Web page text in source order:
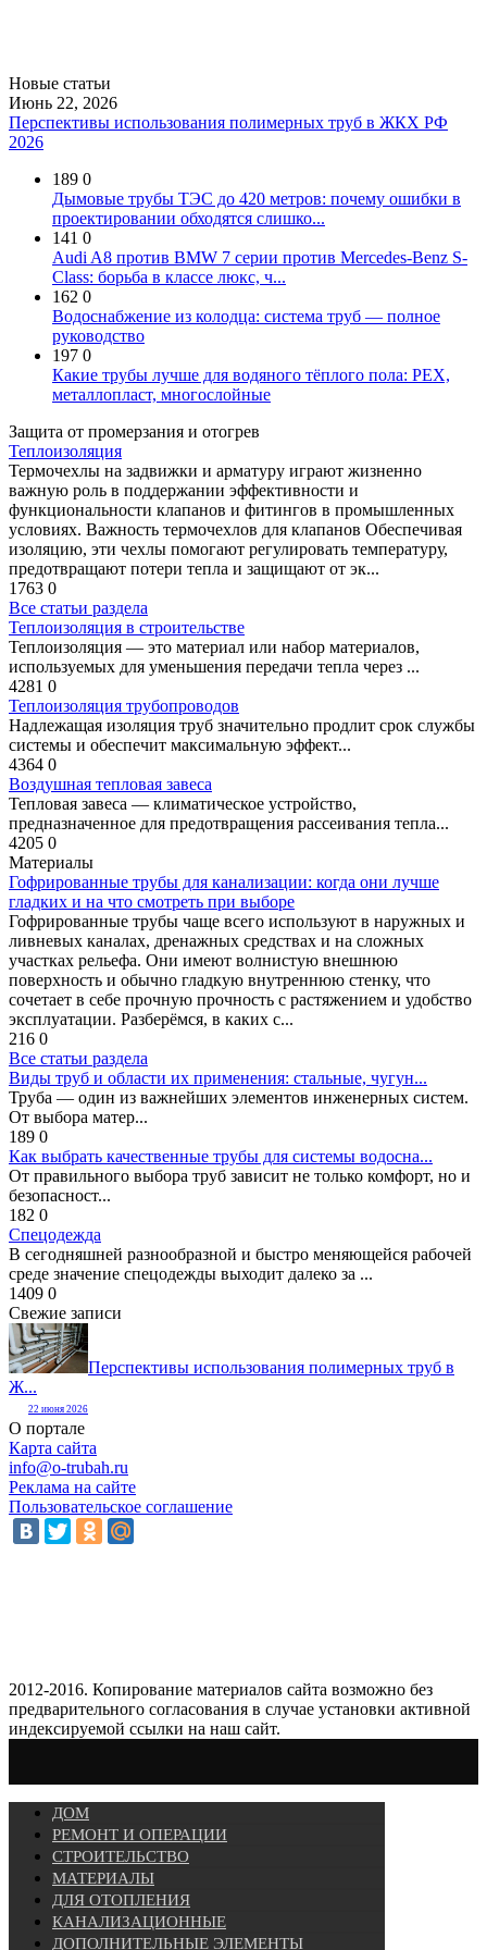
Новые статьи
Июнь 22, 2026
Перспективы использования полимерных труб в ЖКХ РФ
2026
189 0
Дымовые трубы ТЭС до 420 метров: почему ошибки в
проектировании обходятся слишко...
141 0
Audi A8 против BMW 7 серии против Mercedes-Benz S-
Class: борьба в классе люкс, ч...
162 0
Водоснабжение из колодца: система труб — полное
руководство
197 0
Какие трубы лучше для водяного тёплого пола: PEX,
металлопласт, многослойные
Защита от промерзания и отогрев
Теплоизоляция
Термочехлы на задвижки и арматуру играют жизненно
важную роль в поддержании эффективности и
функциональности клапанов и фитингов в промышленных
условиях. Важность термочехлов для клапанов Обеспечивая
изоляцию, эти чехлы помогают регулировать температуру,
предотвращают потери тепла и защищают от эк...
1763 0
Все статьи раздела
Теплоизоляция в строительстве
Теплоизоляция — это материал или набор материалов,
используемых для уменьшения передачи тепла через ...
4281 0
Теплоизоляция трубопроводов
Надлежащая изоляция труб значительно продлит срок службы
системы и обеспечит максимальную эффект...
4364 0
Воздушная тепловая завеса
Тепловая завеса — климатическое устройство,
предназначенное для предотвращения рассеивания тепла...
4205 0
Материалы
Гофрированные трубы для канализации: когда они лучше
гладких и на что смотреть при выборе
Гофрированные трубы чаще всего используют в наружных и
ливневых каналах, дренажных средствах и на сложных
участках рельефа. Они имеют волнистую внешнюю
поверхность и обычно гладкую внутреннюю стенку, что
сочетает в себе прочную прочность с растяжением и удобство
эксплуатации. Разберёмся, в каких с...
216 0
Все статьи раздела
Виды труб и области их применения: стальные, чугун...
Труба — один из важнейших элементов инженерных систем.
От выбора матер...
189 0
Как выбрать качественные трубы для системы водосна...
От правильного выбора труб зависит не только комфорт, но и
безопасност...
182 0
Спецодежда
В сегодняшней разнообразной и быстро меняющейся рабочей
среде значение спецодежды выходит далеко за ...
1409 0
Свежие записи
Перспективы использования полимерных труб в
Ж...
22 июня 2026
О портале
Карта сайта
info@o-trubah.ru
Реклама на сайте
Пользовательское соглашение
2012-2016. Копирование материалов сайта возможно без
предварительного согласования в случае установки активной
индексируемой ссылки на наш сайт.
ДОМ
РЕМОНТ И ОПЕРАЦИИ
СТРОИТЕЛЬСТВО
МАТЕРИАЛЫ
ДЛЯ ОТОПЛЕНИЯ
КАНАЛИЗАЦИОННЫЕ
ДОПОЛНИТЕЛЬНЫЕ ЭЛЕМЕНТЫ